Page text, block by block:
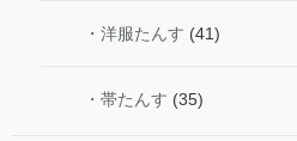
・洋服たんす (41)
・帯たんす (35)